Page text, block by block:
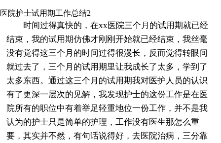
医院护士试用期工作总结2
时间过得真快的，在xx医院三个月的试用期就已经
结束，我的试用期仿佛才刚刚开始就已经结束，我丝毫
没有觉得这三个月的时间过得很漫长，反而觉得转眼间
就过去了，三个月的试用期里让我成长了太多，学到了
太多东西。通过这三个月的试用期我对医护人员的认识
有了更深一层次的见解，我发现护士的这份工作是在医
院所有的职位中有着举足轻重地位一份工作，并不是我
认为的护士只是简单的护理，工作没有医生那怎么重
要，其实并不然，有句话说得好，去医院治病，三分靠